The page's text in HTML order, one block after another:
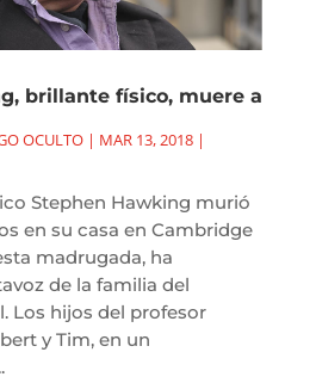
brillante físico, muere a
OCULTO| MAR 13, 2018|
Stephen Hawking murió
en su casa en Cambridge
madrugada, ha
de la familia del
Los hijos del profesor
y Tim, en un